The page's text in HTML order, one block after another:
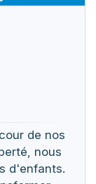
de nos
nous
d'enfants.